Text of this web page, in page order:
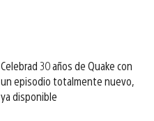
Celebrad 30 años de Quake con
un episodio totalmente nuevo,
ya disponible